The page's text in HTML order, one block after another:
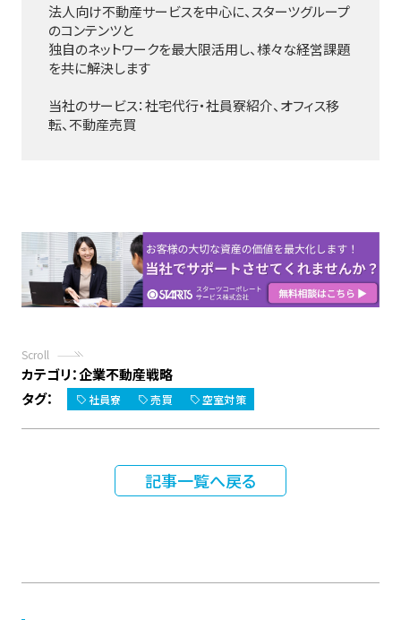
法人向け不動産サービスを中心に、スターツグループ
のコンテンツと
独自のネットワークを最大限活用し、様々な経営課題
を共に解決します
当社のサービス：社宅代行・社員寮紹介、オフィス移
転、不動産売買
Scroll
カテゴリ：企業不動産戦略
タグ：
社員寮 売買 空室対策
記事一覧へ戻る